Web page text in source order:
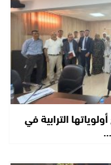
الترابية في